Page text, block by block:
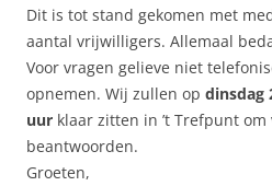
Dit is tot stand gekomen met
aantal vrijwilligers. Allemaal
Voor vragen gelieve niet
opnemen. Wij zullen op dinsdag
uur klaar zitten in ’t Trefpunt
beantwoorden.
Groeten,